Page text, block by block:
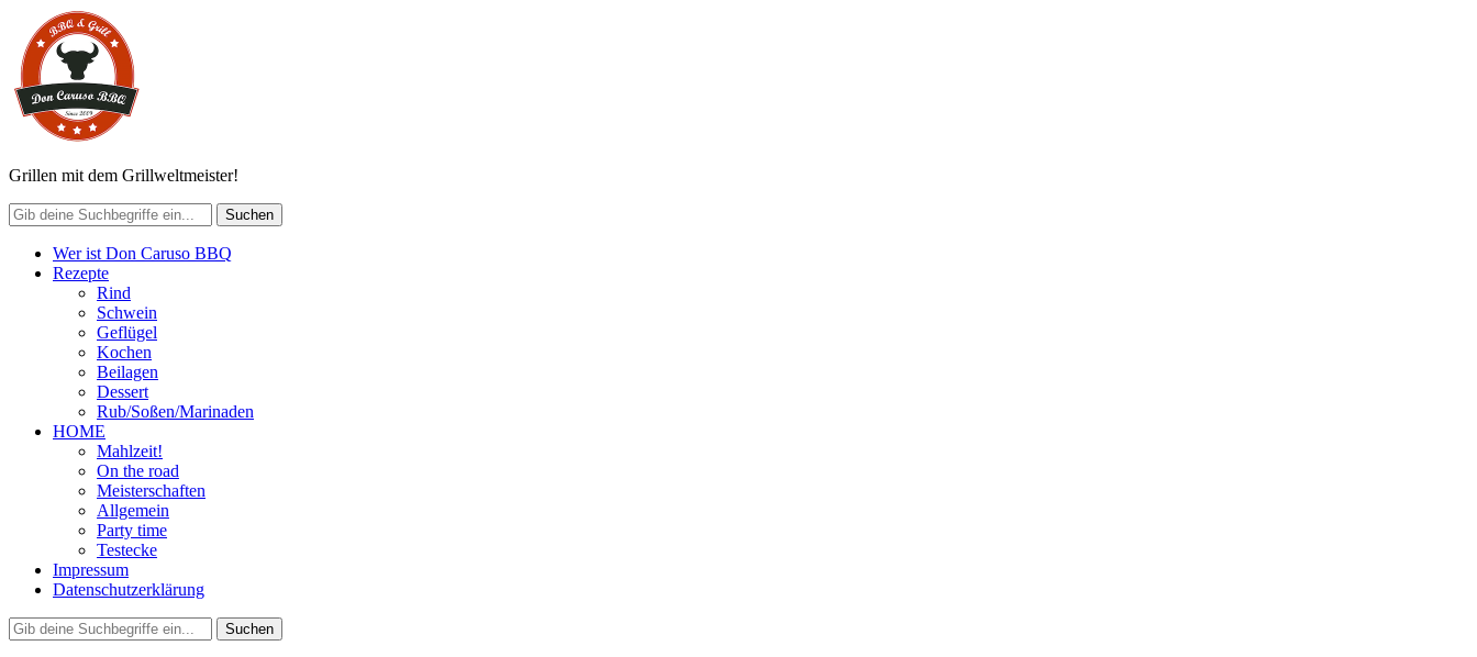
Grillen mit dem Grillweltmeister!
Wer ist Don Caruso BBQ
Rezepte
Rind
Schwein
Geflügel
Kochen
Beilagen
Dessert
Rub/Soßen/Marinaden
HOME
Mahlzeit!
On the road
Meisterschaften
Allgemein
Party time
Testecke
Impressum
Datenschutzerklärung